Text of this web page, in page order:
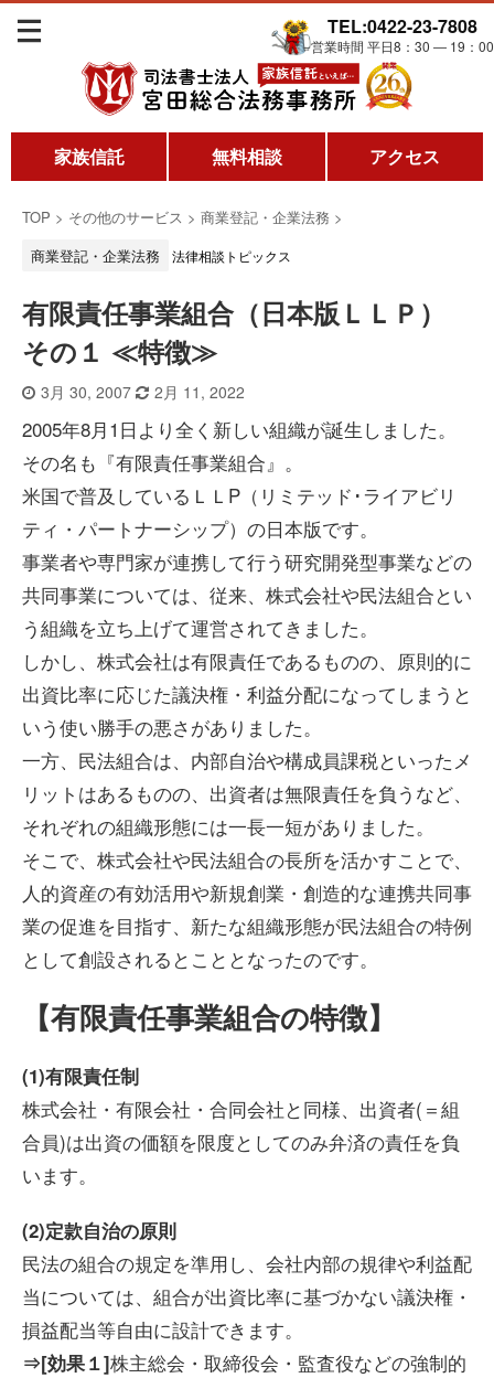
TEL:0422-23-7808
営業時間 平日8：30 ― 19：00
家族信託 無料相談 アクセス
TOP > その他のサービス > 商業登記・企業法務 >
商業登記・企業法務
法律相談トピックス
有限責任事業組合（日本版ＬＬＰ）
その１ ≪特徴≫
3月 30, 2007 2月 11, 2022
2005年8月1日より全く新しい組織が誕生しました。
その名も『有限責任事業組合』。
米国で普及しているＬＬP（リミテッド･ライアビリ
ティ・パートナーシップ）の日本版です。
事業者や専門家が連携して行う研究開発型事業などの
共同事業については、従来、株式会社や民法組合とい
う組織を立ち上げて運営されてきました。
しかし、株式会社は有限責任であるものの、原則的に
出資比率に応じた議決権・利益分配になってしまうと
いう使い勝手の悪さがありました。
一方、民法組合は、内部自治や構成員課税といったメ
リットはあるものの、出資者は無限責任を負うなど、
それぞれの組織形態には一長一短がありました。
そこで、株式会社や民法組合の長所を活かすことで、
人的資産の有効活用や新規創業・創造的な連携共同事
業の促進を目指す、新たな組織形態が民法組合の特例
として創設されるとこととなったのです。
【有限責任事業組合の特徴】
(1)有限責任制
株式会社・有限会社・合同会社と同様、出資者(＝組
合員)は出資の価額を限度としてのみ弁済の責任を負
います。
(2)定款自治の原則
民法の組合の規定を準用し、会社内部の規律や利益配
当については、組合が出資比率に基づかない議決権・
損益配当等自由に設計できます。
⇒[効果１]株主総会・取締役会・監査役などの強制的